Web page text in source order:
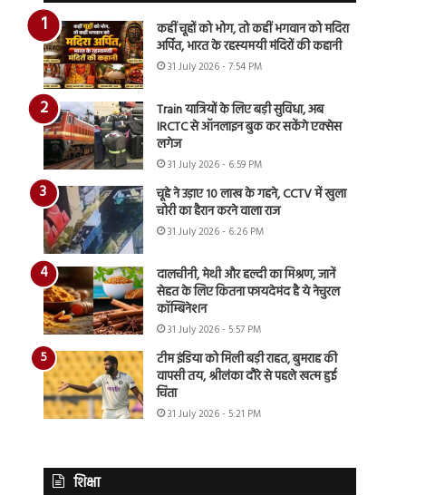
कहीं चूहों को भोग, तो कहीं भगवान को मदिरा
अर्पित, भारत के रहस्यमयी मंदिरों की कहानी
31 July 2026 - 7:54 PM
Train यात्रियों के लिए बड़ी सुविधा, अब
IRCTC से ऑनलाइन बुक कर सकेंगे एक्सेस
लगेज
31 July 2026 - 6:59 PM
चूहे ने उड़ाए 10 लाख के गहने, CCTV में खुला
चोरी का हैरान करने वाला राज
31 July 2026 - 6:26 PM
दालचीनी, मेथी और हल्दी का मिश्रण, जानें
सेहत के लिए कितना फायदेमंद है ये नेचुरल
कॉम्बिनेशन
31 July 2026 - 5:57 PM
टीम इंडिया को मिली बड़ी राहत, बुमराह की
वापसी तय, श्रीलंका दौरे से पहले खत्म हुई
चिंता
31 July 2026 - 5:21 PM
शिक्षा